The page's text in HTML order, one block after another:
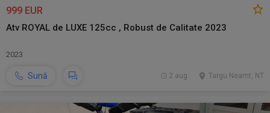
999 EUR
Atv ROYAL de LUXE 125cc , Robust de Calitate 2023
2023
Sună Targu Neamt, NT
2 aug.